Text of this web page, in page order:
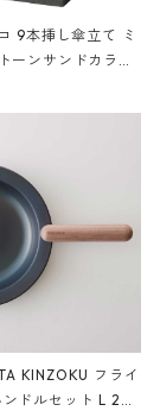
9本挿し傘立て ミ
ーンサンドカラー
Stand CUB
ドブラック
KINZOKU フライ
ドルセット L 24c